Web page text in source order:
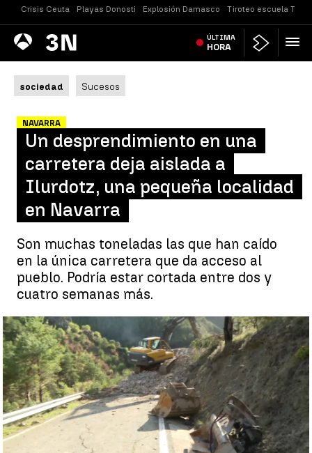
Crisis Ceuta Playas Donosti Explosión Damasco Tiroteo escuela
Antena
3 Noticias ÚLTIMA
HORA
sociedad Sucesos
NAVARRA
Un desprendimiento en una
carretera deja aislada a
Ilurdotz, una pequeña localidad
en Navarra
Son muchas toneladas las que han caído
en la única carretera que da acceso al
pueblo. Podría estar cortada entre dos y
cuatro semanas más.
La carretera podría estar cortada entre dos y cuatro semanas
más |Antena 3 Noticias
Juan A. Vargas
30 de noviembre de 2022, 17:30